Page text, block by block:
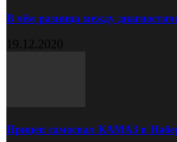
В чём разница между
19.12.2020
Прицеп самосвал КАМАЗ в